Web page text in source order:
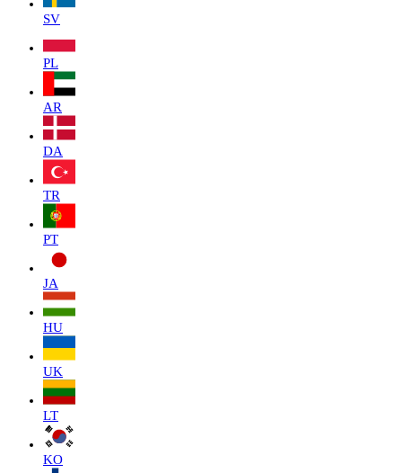
SV
PL
AR
DA
TR
PT
JA
HU
UK
LT
KO